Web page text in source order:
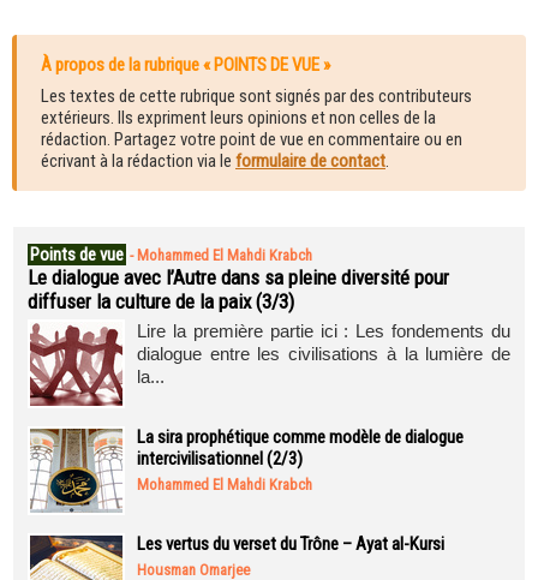
À propos de la rubrique « POINTS DE VUE »
Les textes de cette rubrique sont signés par des contributeurs
extérieurs. Ils expriment leurs opinions et non celles de la
rédaction. Partagez votre point de vue en commentaire ou en
écrivant à la rédaction via le formulaire de contact.
Points de vue - Mohammed El Mahdi Krabch
Le dialogue avec l’Autre dans sa pleine diversité pour
diffuser la culture de la paix (3/3)
Lire la première partie ici : Les fondements du
dialogue entre les civilisations à la lumière de
la...
La sira prophétique comme modèle de dialogue
intercivilisationnel (2/3)
Mohammed El Mahdi Krabch
Les vertus du verset du Trône – Ayat al-Kursi
Housman Omarjee